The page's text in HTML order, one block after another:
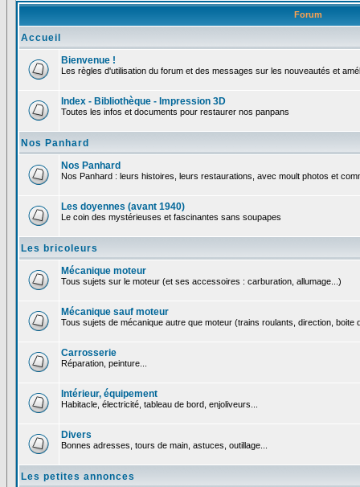
Forum
Accueil
Bienvenue !
Les règles d'utilisation du forum et des messages sur les nouveautés et
Index - Bibliothèque - Impression 3D
Toutes les infos et documents pour restaurer nos panpans
Nos Panhard
Nos Panhard
Nos Panhard : leurs histoires, leurs restaurations, avec moult photos et
Les doyennes (avant 1940)
Le coin des mystérieuses et fascinantes sans soupapes
Les bricoleurs
Mécanique moteur
Tous sujets sur le moteur (et ses accessoires : carburation, allumage...)
Mécanique sauf moteur
Tous sujets de mécanique autre que moteur (trains roulants, direction, boite
Carrosserie
Réparation, peinture...
Intérieur, équipement
Habitacle, électricité, tableau de bord, enjoliveurs...
Divers
Bonnes adresses, tours de main, astuces, outillage...
Les petites annonces